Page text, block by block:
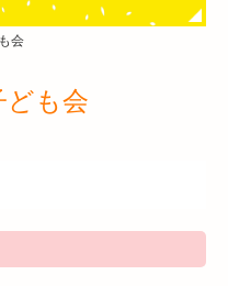
会
ども会